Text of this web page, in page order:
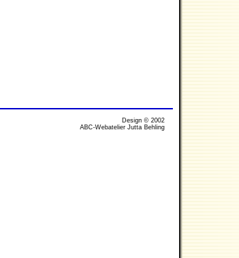
Design © 2002
ABC-Webatelier Jutta Behling